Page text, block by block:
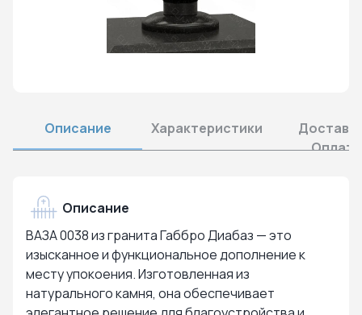
Описание Характеристики
Оплата
Описание
ВАЗА 0038 из гранита Габбро Диабаз — это
изысканное и функциональное дополнение к
месту упокоения. Изготовленная из
натурального камня, она обеспечивает